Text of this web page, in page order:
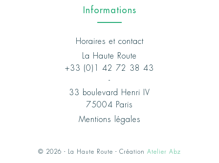
Informations
Horaires et contact
La Haute Route
+33 (0)1 42 72 38 43
-
33 boulevard Henri IV
75004 Paris
Mentions légales
© 2026 - La Haute Route - Création Atelier Abz